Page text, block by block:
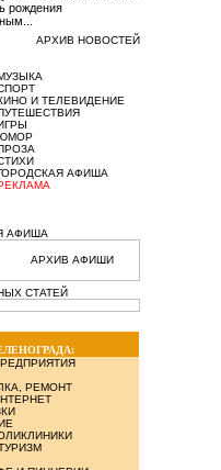
рождения
АРХИВ НОВОСТЕЙ
И ТЕЛЕВИДЕНИЕ
АФИША
АФИША
АРХИВ АФИШИ
СТАТЕЙ
РЕМОНТ